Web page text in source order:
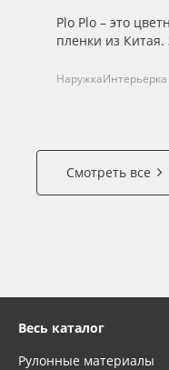
Plo Plo – это
пленки из
НаружкаИнтерьерка
Смотреть все
Весь каталог
Рулонные материалы